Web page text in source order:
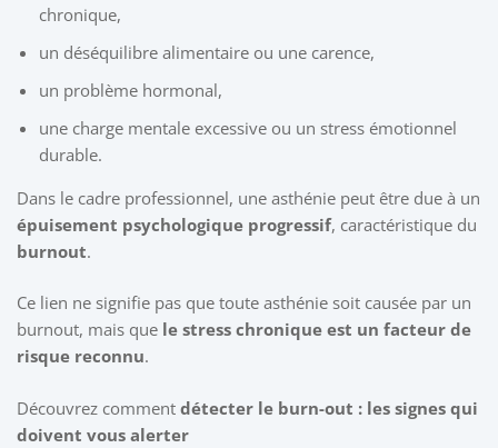
chronique,
un déséquilibre alimentaire ou une carence,
un problème hormonal,
une charge mentale excessive ou un stress émotionnel
durable.
Dans le cadre professionnel, une asthénie peut être due à un
épuisement psychologique progressif, caractéristique du
burnout.
Ce lien ne signifie pas que toute asthénie soit causée par un
burnout, mais que le stress chronique est un facteur de
risque reconnu.
Découvrez comment détecter le burn-out : les signes qui
doivent vous alerter